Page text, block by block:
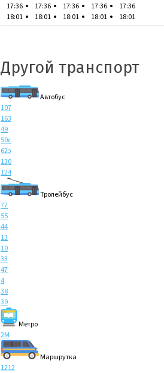
17:36
18:01
17:36
18:01
17:36
18:01
17:36
18:01
17:36
18:01
Другой транспорт
Автобус
107
163
49
50с
62э
130
124
Тролейбус
77
55
44
13
10
33
47
4
38
39
Метро
2M
Маршрутка
1212